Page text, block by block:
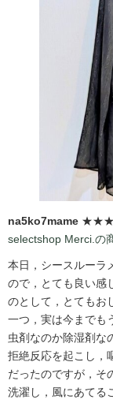
na5ko7mame
selectshop Merci.の
本日，シースルーラ
ので，とても良い感
のとして，とてもお
一つ，実は今までも
虫剤なのか除湿剤な
拒絶反応を起こし，
だったのですが，そ
洗濯し，風にあてる